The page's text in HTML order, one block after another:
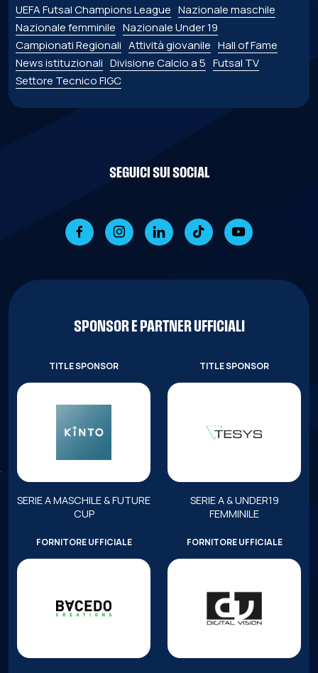
UEFA Futsal Champions League Nazionale maschile
Nazionale femminile Nazionale Under 19
Campionati Regionali Attività giovanile Hall of Fame
News istituzionali Divisione Calcio a 5 Futsal TV
Settore Tecnico FIGC
SEGUICI SUI SOCIAL
SPONSOR E PARTNER UFFICIALI
TITLE SPONSOR
SERIE A MASCHILE & FUTURE
CUP
TITLE SPONSOR
SERIE A & UNDER19
FEMMINILE
FORNITORE UFFICIALE FORNITORE UFFICIALE